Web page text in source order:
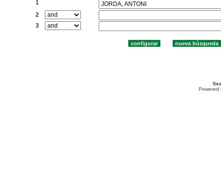
1
2
3
Powered